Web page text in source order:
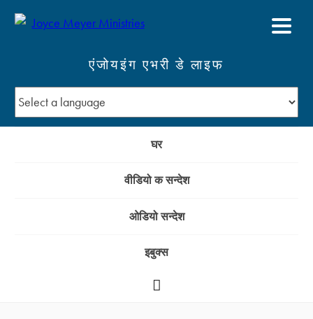
एंजोयइंग एभरी डे लाइफ
घर
वीडियो क सन्देश
ओडियो सन्देश
इबुक्स